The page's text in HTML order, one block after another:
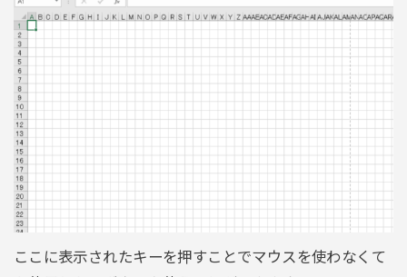
ここに表示されたキーを押すことでマウスを使わなくて